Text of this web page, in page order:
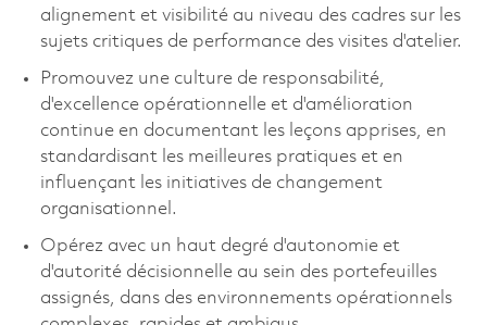
alignement et visibilité au niveau des cadres sur les
sujets critiques de performance des visites d'atelier.
Promouvez une culture de responsabilité,
d'excellence opérationnelle et d'amélioration
continue en documentant les leçons apprises, en
standardisant les meilleures pratiques et en
influençant les initiatives de changement
organisationnel.
Opérez avec un haut degré d'autonomie et
d'autorité décisionnelle au sein des portefeuilles
assignés, dans des environnements opérationnels